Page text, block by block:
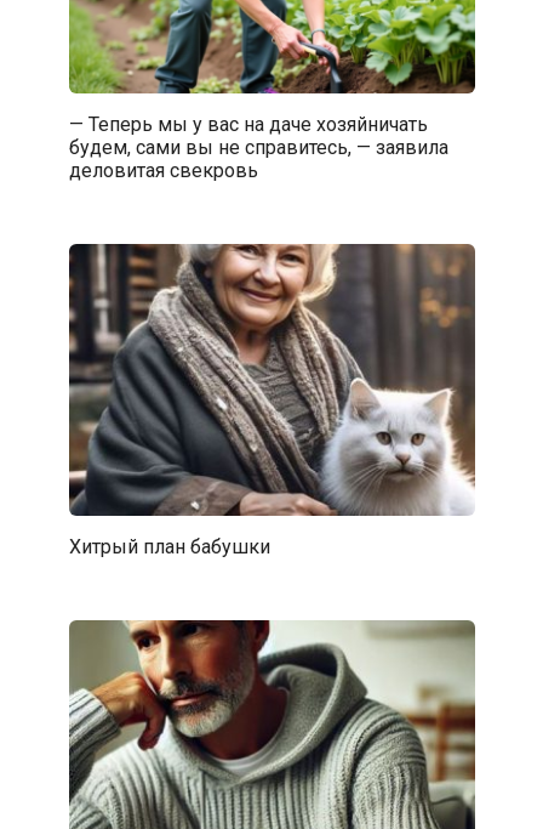
— Теперь мы у вас на даче хозяйничать
будем, сами вы не справитесь, — заявила
деловитая свекровь
Хитрый план бабушки